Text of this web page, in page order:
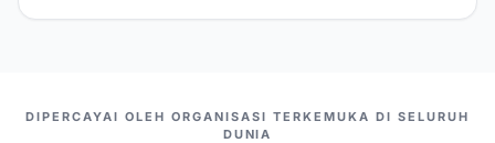
PASANGAN KAMI
DIPERCAYAI OLEH ORGANISASI TERKEMUKA DI SELURUH
DUNIA